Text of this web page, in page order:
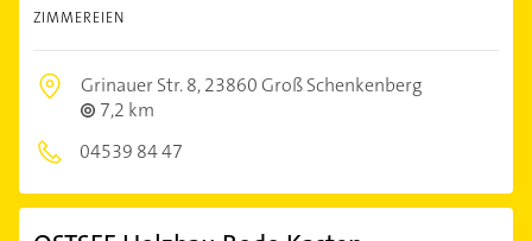
ZIMMEREIEN
Grinauer Str. 8,23860 Groß Schenkenberg
7,2 km
04539 84 47